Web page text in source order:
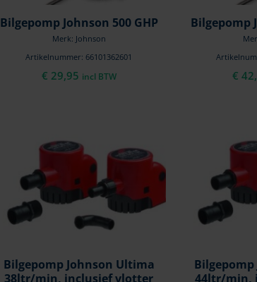
Bilgepomp Johnson 500 GHP
Merk: Johnson
Artikelnummer: 66101362601
€ 29,95 incl BTW
Bilgepomp
€
Bilgepomp Johnson Ultima
38ltr/min, inclusief vlotter
44ltr/min,